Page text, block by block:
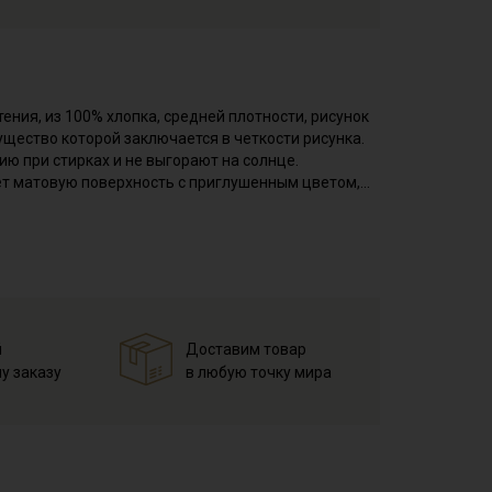
из 100% хлопка, средней плотности, рисунок
которой заключается в четкости рисунка.
при стирках и не выгорают на солнце.
матовую поверхность с приглушенным цветом,
держит форму и хорошо драпируется. Не
рекомендуется постирать отрез при
прогладить с изнаночной стороны, это
заказу
Доставим товар
в любую точку мира